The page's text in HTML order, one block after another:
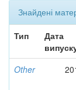
Знайдені
Тип
Дата
Other